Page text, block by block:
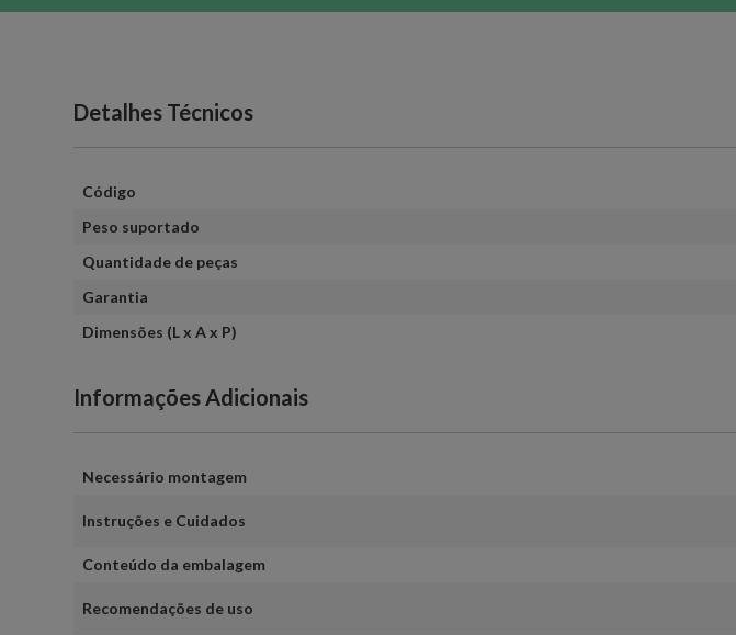
Detalhes Técnicos
Código
Peso suportado
Quantidade de peças
Garantia
Dimensões (L x A x P)
Informações Adicionais
Necessário montagem
Instruções e Cuidados
Conteúdo da embalagem
Recomendações de uso